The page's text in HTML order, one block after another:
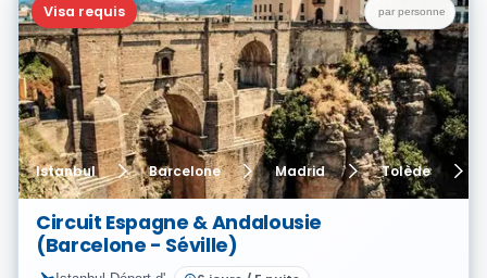
Visa requis par personne
Istanbul Barcelone Madrid Tolède
Circuit Espagne & Andalousie
(Barcelone - Séville)